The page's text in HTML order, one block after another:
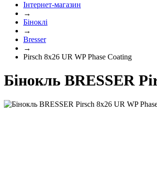
Інтернет-магазин
→
Біноклі
→
Bresser
→
Pirsch 8x26 UR WP Phase Coating
Бінокль BRESSER